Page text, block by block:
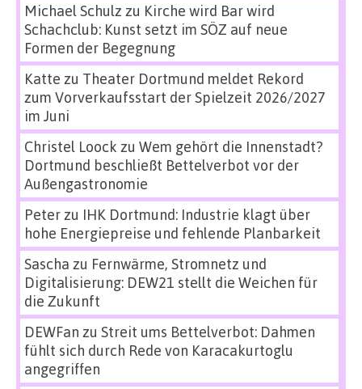
Michael Schulz zu Kirche wird Bar wird
Schachclub: Kunst setzt im SÖZ auf neue
Formen der Begegnung
Katte zu Theater Dortmund meldet Rekord
zum Vorverkaufsstart der Spielzeit 2026/2027
im Juni
Christel Loock zu Wem gehört die Innenstadt?
Dortmund beschließt Bettelverbot vor der
Außengastronomie
Peterzu IHK Dortmund: Industrie klagt über
hohe Energiepreise und fehlende Planbarkeit
Sascha zu Fernwärme, Stromnetz und
Digitalisierung: DEW21 stellt die Weichen für
die Zukunft
DEWFan zu Streit ums Bettelverbot: Dahmen
fühlt sich durch Rede von Karacakurtoglu
angegriffen